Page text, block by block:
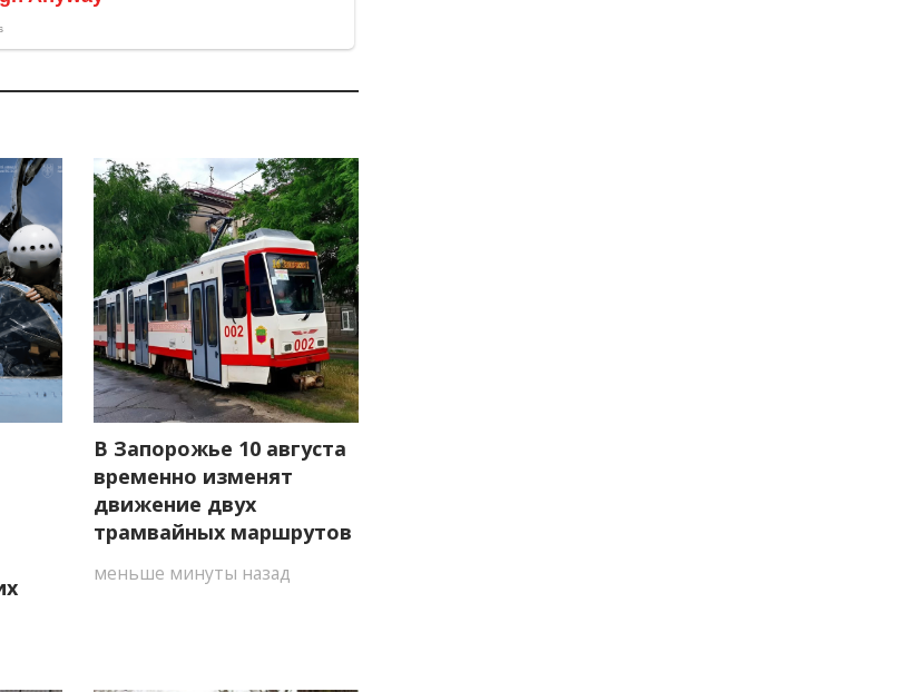
В Запорожье 10 августа
временно изменят
движение двух
трамвайных маршрутов
меньше минуты назад